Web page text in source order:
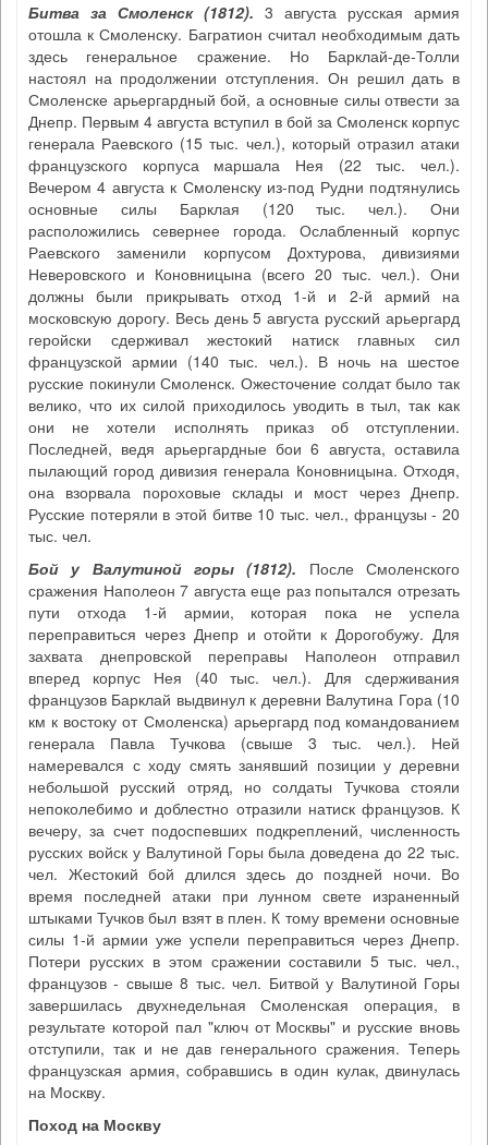
Битва за Смоленск (1812). 3 августа русская армия
отошла к Смоленску. Багратион считал необходимым дать
здесь генеральное сражение. Но Барклай-де-Толли
настоял на продолжении отступления. Он решил дать в
Смоленске арьергардный бой, а основные силы отвести за
Днепр. Первым 4 августа вступил в бой за Смоленск корпус
генерала Раевского (15 тыс. чел.), который отразил атаки
французского корпуса маршала Нея (22 тыс. чел.).
Вечером 4 августа к Смоленску из-под Рудни подтянулись
основные силы Барклая (120 тыс. чел.). Они
расположились севернее города. Ослабленный корпус
Раевского заменили корпусом Дохтурова, дивизиями
Неверовского и Коновницына (всего 20 тыс. чел.). Они
должны были прикрывать отход 1-й и 2-й армий на
московскую дорогу. Весь день 5 августа русский арьергард
геройски сдерживал жестокий натиск главных сил
французской армии (140 тыс. чел.). В ночь на шестое
русские покинули Смоленск. Ожесточение солдат было так
велико, что их силой приходилось уводить в тыл, так как
они не хотели исполнять приказ об отступлении.
Последней, ведя арьергардные бои 6 августа, оставила
пылающий город дивизия генерала Коновницына. Отходя,
она взорвала пороховые склады и мост через Днепр.
Русские потеряли в этой битве 10 тыс. чел., французы - 20
тыс. чел.
Бой у Валутиной горы (1812). После Смоленского
сражения Наполеон 7 августа еще раз попытался отрезать
пути отхода 1-й армии, которая пока не успела
переправиться через Днепр и отойти к Дорогобужу. Для
захвата днепровской переправы Наполеон отправил
вперед корпус Нея (40 тыс. чел.). Для сдерживания
французов Барклай выдвинул к деревни Валутина Гора (10
км к востоку от Смоленска) арьергард под командованием
генерала Павла Тучкова (свыше 3 тыс. чел.). Ней
намеревался с ходу смять занявший позиции у деревни
небольшой русский отряд, но солдаты Тучкова стояли
непоколебимо и доблестно отразили натиск французов. К
вечеру, за счет подоспевших подкреплений, численность
русских войск у Валутиной Горы была доведена до 22 тыс.
чел. Жестокий бой длился здесь до поздней ночи. Во
время последней атаки при лунном свете израненный
штыками Тучков был взят в плен. К тому времени основные
силы 1-й армии уже успели переправиться через Днепр.
Потери русских в этом сражении составили 5 тыс. чел.,
французов - свыше 8 тыс. чел. Битвой у Валутиной Горы
завершилась двухнедельная Смоленская операция, в
результате которой пал "ключ от Москвы" и русские вновь
отступили, так и не дав генерального сражения. Теперь
французская армия, собравшись в один кулак, двинулась
на Москву.
Поход на Москву